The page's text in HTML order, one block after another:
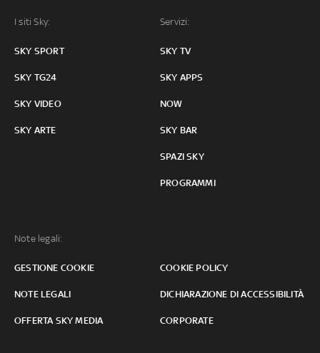
I siti Sky:
SKY SPORT
SKY TG24
SKY VIDEO
SKY ARTE
Servizi:
SKY TV
SKY APPS
NOW
SKY BAR
SPAZI SKY
PROGRAMMI
Note legali:
GESTIONE COOKIE COOKIE POLICY
NOTE LEGALI DICHIARAZIONE DI ACCESSIBILITÀ
OFFERTA SKY MEDIA CORPORATE